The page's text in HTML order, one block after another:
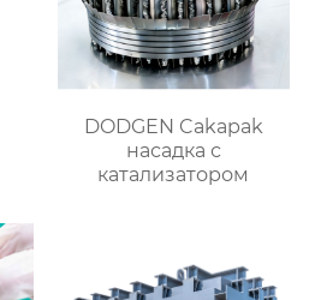
DODGEN Cakapak
насадка с
катализатором